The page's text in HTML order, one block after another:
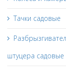
Тачки садовые
штуцера садовые